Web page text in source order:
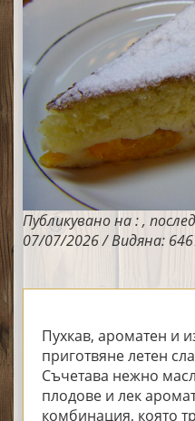
Публикувано на : ,
07/07/2026 / Видяна:
Пухкав, ароматен и
приготвяне летен
Съчетава нежно
плодове и лек
комбинация, която